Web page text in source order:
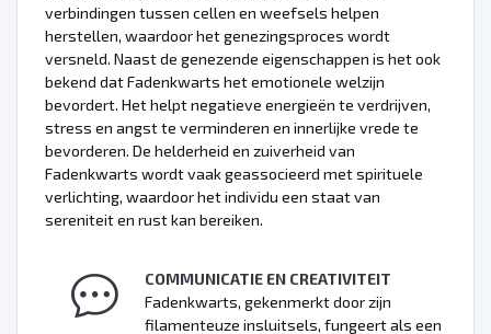
verbindingen tussen cellen en weefsels helpen
herstellen, waardoor het genezingsproces wordt
versneld. Naast de genezende eigenschappen is het ook
bekend dat Fadenkwarts het emotionele welzijn
bevordert. Het helpt negatieve energieën te verdrijven,
stress en angst te verminderen en innerlijke vrede te
bevorderen. De helderheid en zuiverheid van
Fadenkwarts wordt vaak geassocieerd met spirituele
verlichting, waardoor het individu een staat van
sereniteit en rust kan bereiken.
COMMUNICATIE EN CREATIVITEIT
Fadenkwarts, gekenmerkt door zijn
filamenteuze insluitsels, fungeert als een